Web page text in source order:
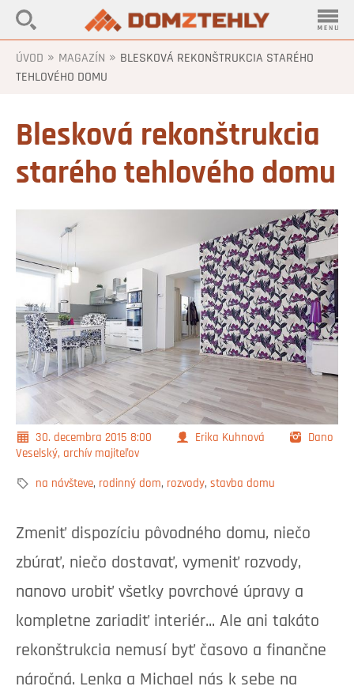
ÚVOD » MAGAZÍN » BLESKOVÁ REKONŠTRUKCIA STARÉHO
TEHLOVÉHO DOMU
Blesková rekonštrukcia
starého tehlového domu
30. decembra 2015 8:00 Erika Kuhnová
Dano
Veselský, archív majiteľov
na návšteve, rodinný dom, rozvody, stavba domu
Zmeniť dispozíciu pôvodného domu, niečo
zbúrať, niečo dostavať, vymeniť rozvody,
nanovo urobiť všetky povrchové úpravy a
kompletne zariadiť interiér... Ale ani takáto
rekonštrukcia nemusí byť časovo a finančne
náročná. Lenka a Michael nás k sebe na